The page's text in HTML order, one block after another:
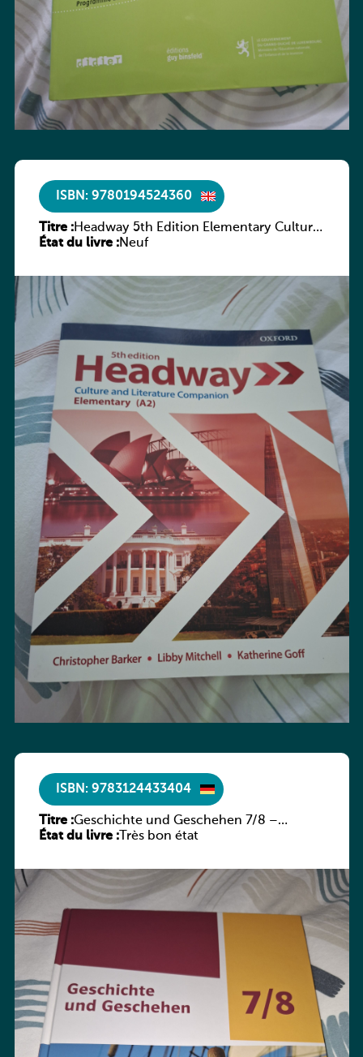
ISBN: 9780194524360
Titre :Headway 5th Edition Elementary Culture
and Literature Companion
État du livre :Neuf
ISBN: 9783124433404
Titre :Geschichte und Geschehen 7/8 –
Rheinland-Pfalz
État du livre :Très bon état